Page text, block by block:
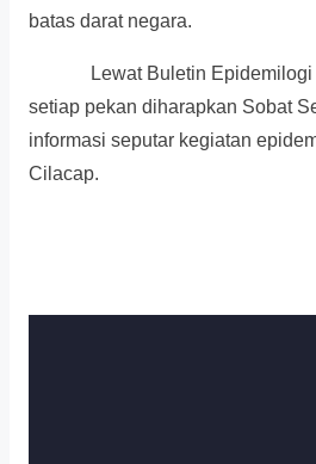
batas darat negara.
Lewat Buletin Epidemilogi
setiap pekan diharapkan Sobat
informasi seputar kegiatan
Cilacap.